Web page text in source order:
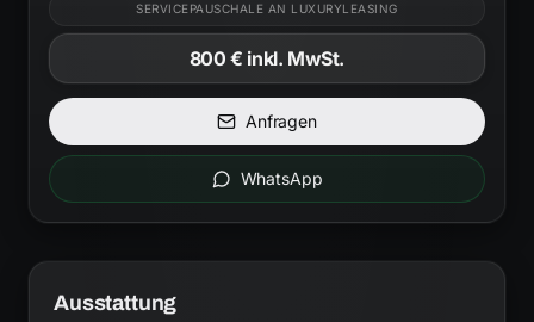
SERVICEPAUSCHALE AN LUXURYLEASING
800 € inkl. MwSt.
Anfragen
WhatsApp
Ausstattung